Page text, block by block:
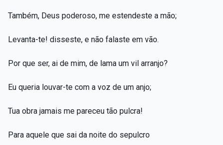
Também, Deus poderoso, me estendeste a mão;
Levanta-te! disseste, e não falaste em vão.
Por que ser, ai de mim, de lama um vil arranjo?
Eu queria louvar-te com a voz de um anjo;
Tua obra jamais me pareceu tão pulcra!
Para aquele que sai da noite do sepulcro